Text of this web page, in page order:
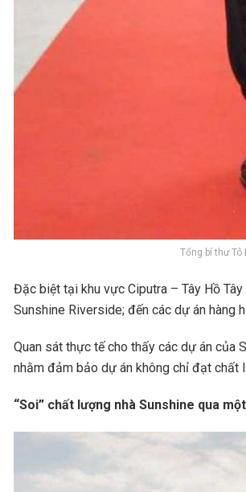
Tổng bí thư Tô
Đặc biệt tại khu vực Ciputra – Tây Hồ
Sunshine Riverside; đến các dự án hàng
Quan sát thực tế cho thấy các dự án của
nhằm đảm bảo dự án không chỉ đạt chất
“Soi” chất lượng nhà Sunshine qua